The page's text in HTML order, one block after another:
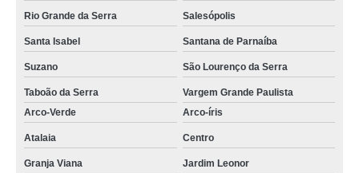
Rio Grande da Serra Salesópolis
Santa Isabel Santana de Parnaíba
Suzano São Lourenço da Serra
Taboão da Serra
Vargem Grande Paulista
Arco-Verde
Arco-íris
Atalaia Centro
Granja Viana Jardim Leonor